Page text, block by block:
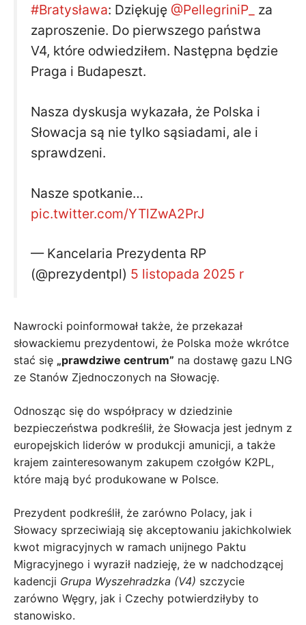
#Bratysława: Dziękuję @PellegriniP_
za
zaproszenie. Do pierwszego państwa
V4, które odwiedziłem. Następna będzie
Praga i Budapeszt.
Nasza dyskusja wykazała, że ​​Polska i
Słowacja są nie tylko sąsiadami, ale i
sprawdzeni.
Nasze spotkanie…
pic.twitter.com/YTlZwA2PrJ
— Kancelaria Prezydenta RP
(@prezydentpl) 5 listopada 2025 r
Nawrocki poinformował także, że przekazał
słowackiemu prezydentowi, że Polska może wkrótce
stać się „prawdziwe centrum” na dostawę gazu LNG
ze Stanów Zjednoczonych na Słowację.
Odnosząc się do współpracy w dziedzinie
bezpieczeństwa podkreślił, że Słowacja jest jednym z
europejskich liderów w produkcji amunicji, a także
krajem zainteresowanym zakupem czołgów K2PL,
które mają być produkowane w Polsce.
Prezydent podkreślił, że zarówno Polacy, jak i
Słowacy sprzeciwiają się akceptowaniu jakichkolwiek
kwot migracyjnych w ramach unijnego Paktu
Migracyjnego i wyraził nadzieję, że w nadchodzącej
kadencji Grupa Wyszehradzka (V4) szczycie
zarówno Węgry, jak i Czechy potwierdziłyby to
stanowisko.